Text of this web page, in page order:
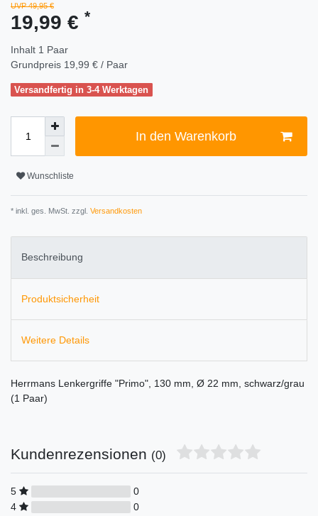
UVP 49,95 €
19,99 € *
Inhalt 1 Paar
Grundpreis 19,99 € / Paar
Versandfertig in 3-4 Werktagen
In den Warenkorb
Wunschliste
* inkl. ges. MwSt. zzgl. Versandkosten
Beschreibung
Produktsicherheit
Weitere Details
Herrmans Lenkergriffe "Primo", 130 mm, Ø 22 mm, schwarz/grau
(1 Paar)
Kundenrezensionen (0)
5
0
4
0